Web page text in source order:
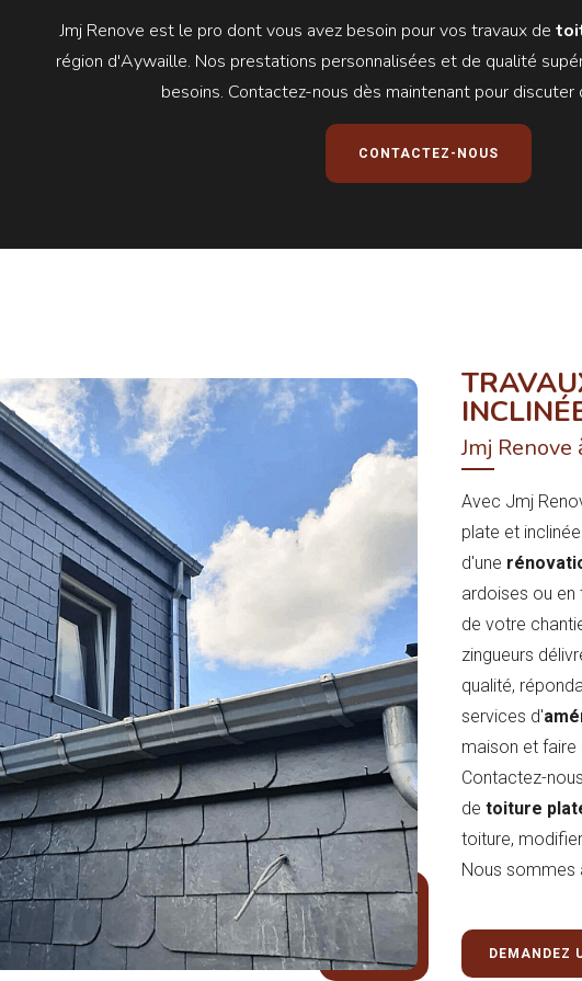
Jmj Renove est le pro dont vous avez besoin pour vos travaux de
région d'Aywaille. Nos prestations personnalisées et de qualité
besoins. Contactez-nous dès maintenant pour
CONTACTEZ-NOUS
Jmj
Avec Jmj
plate et
d'une
ardoises ou en
de votre
zingueurs
qualité,
services d'
maison et faire
Contactez-
de toiture
toiture,
Nous sommes
DEMANDEZ